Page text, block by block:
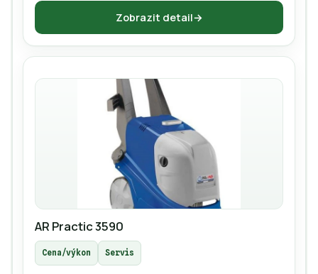
Zobrazit detail
AR Practic 3590
Cena/výkon Servis